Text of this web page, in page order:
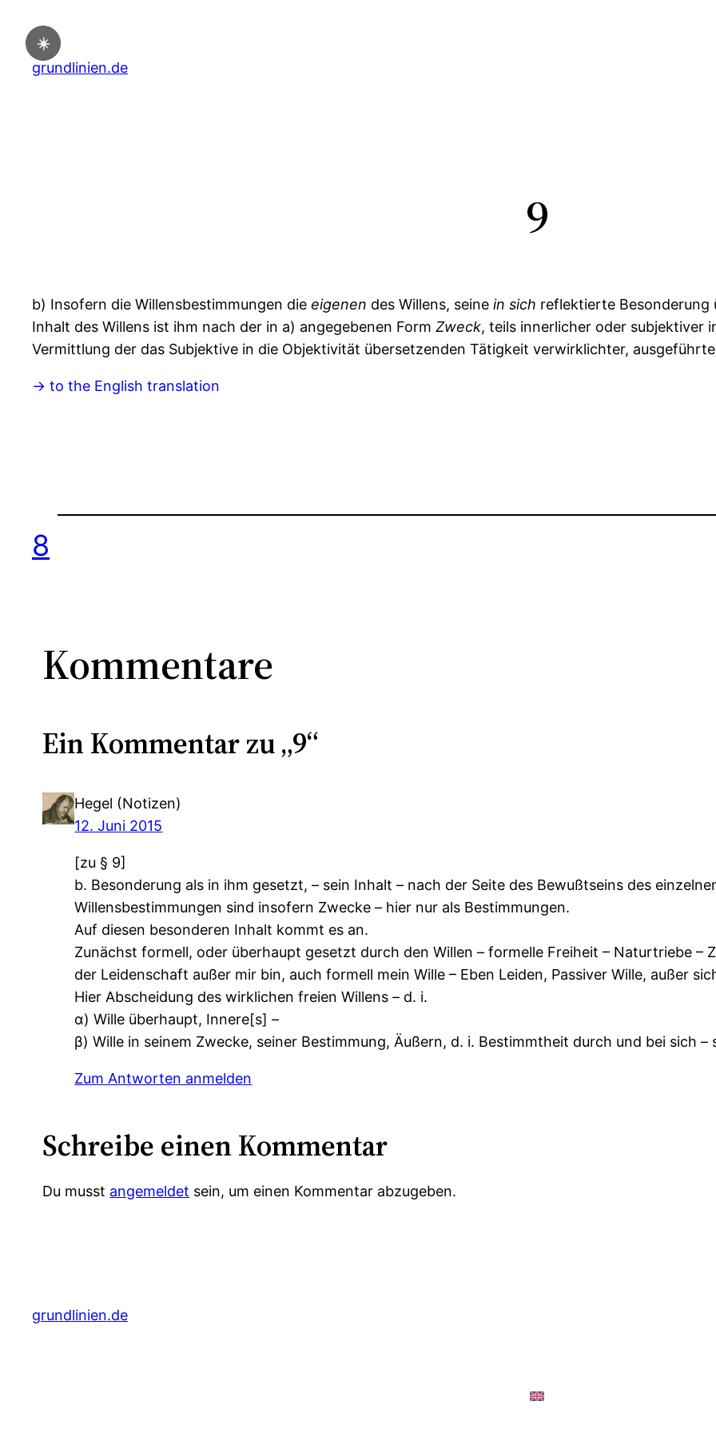
☀️
Inhalt
springen
grundlinien.de
9
b) Insofern die Willensbestimmungen die eigenen des Willens, seine in sich reflektierte
Inhalt des Willens ist ihm nach der in a) angegebenen Form Zweck, teils innerlicher oder subjektiver
Vermittlung der das Subjektive in die Objektivität übersetzenden Tätigkeit verwirklichter,
-> to the English translation
8
Kommentare
Ein Kommentar zu „9“
Hegel (Notizen)
12. Juni 2015
[zu § 9]
b. Besonderung als in ihm gesetzt, – sein Inhalt – nach der Seite des Bewußtseins des
Willensbestimmungen sind insofern Zwecke – hier nur als Bestimmungen.
Auf diesen besonderen Inhalt kommt es an.
Zunächst formell, oder überhaupt gesetzt durch den Willen – formelle Freiheit – Naturtriebe –
der Leidenschaft außer mir bin, auch formell mein Wille – Eben Leiden, Passiver Wille, außer
Hier Abscheidung des wirklichen freien Willens – d. i.
α) Wille überhaupt, Innere[s] –
β) Wille in seinem Zwecke, seiner Bestimmung, Äußern, d. i. Bestimmtheit durch und bei sich –
Zum Antworten anmelden
Schreibe einen Kommentar
Du musst angemeldet sein, um einen Kommentar abzugeben.
grundlinien.de